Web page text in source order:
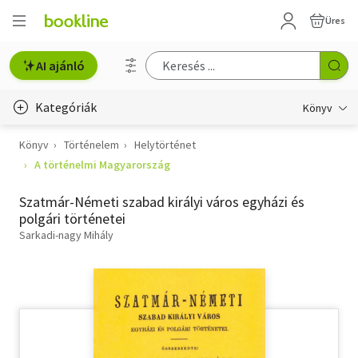
Üres
AI ajánló
Kategóriák Könyv
Életmód, egészség
Gyermek- és ifjúsági
Könyv Történelem
Helytörténet
A történelmi Magyarország
Szatmár-Németi szabad királyi város egyházi és
polgári történetei
Sarkadi-nagy Mihály